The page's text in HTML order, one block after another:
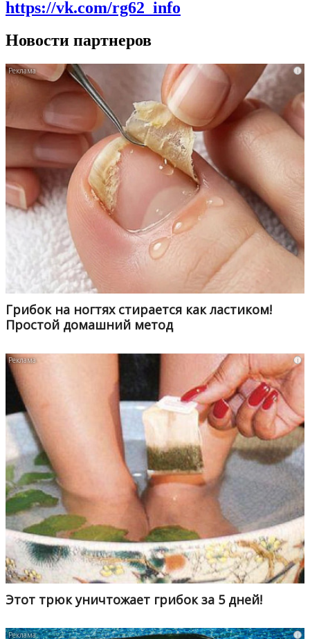
https://vk.com/rg62_info
Новости партнеров
i
Грибок на ногтях стирается как ластиком!
Простой домашний метод
i
Этот трюк уничтожает грибок за 5 дней!
i